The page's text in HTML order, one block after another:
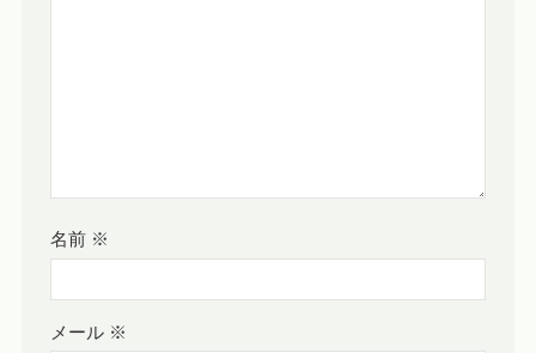
名前 ※
メール ※